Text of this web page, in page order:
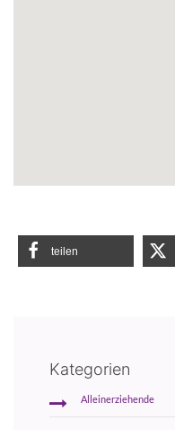
teilen
Kategorien
Alleinerziehende